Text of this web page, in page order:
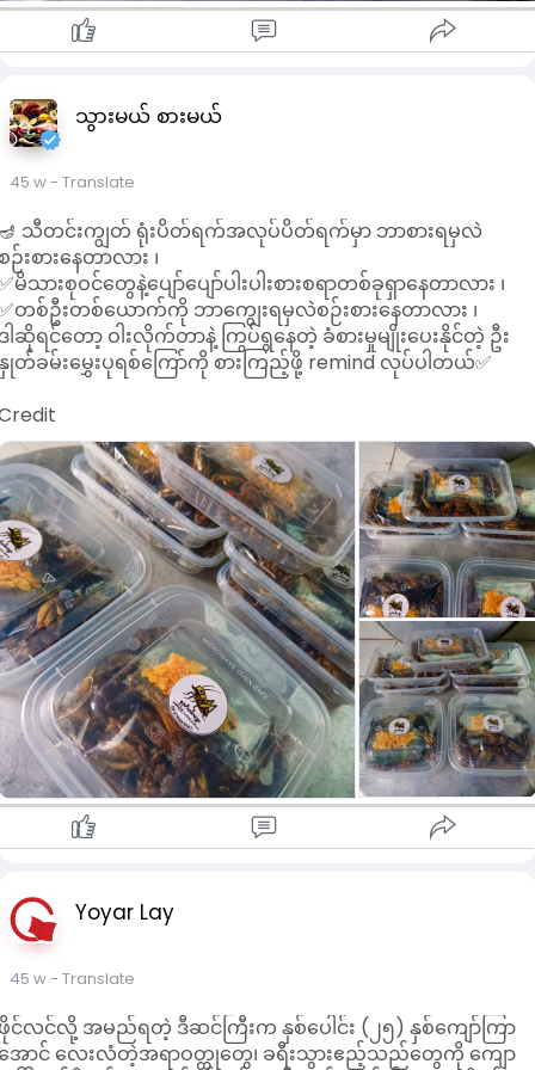
သွားမယ် စားမယ်
45 w- Translate
သီတင်းကျွတ် ရုံးပိတ်ရက်အလုပ်ပိတ်ရက်မှာ ဘာစားရမှလဲ
ဉ်းစားနေတာလား ၊
မိသားစုဝင်တွေနဲ့ပျော်ပျော်ပါးပါးစားစရာတစ်ခုရှာနေတာလား ၊
တစ်ဦးတစ်ယောက်ကို ဘာကျွေးရမှလဲစဉ်းစားနေတာလား ၊
ါဆိုရင်တော့ ဝါးလိုက်တာနဲ့ ကြွပ်ရွနေတဲ့ ခံစားမှုမျိုးပေးနိုင်တဲ့ ဦး
တ်ခမ်းမွှေးပုရစ်ကြော်ကို စားကြည့်ဖို့ remind လုပ်ပါတယ်✅
Yoyar Lay
45 w- Translate
င်လင်လို့ အမည်ရတဲ့ ဒီဆင်ကြီးက နှစ်ပေါင်း (၂၅) နှစ်ကျော်ကြာ
ောင် လေးလံတဲ့အရာဝတ္ထုတွေ၊ ခရီးသွားဧည့်သည်တွေကို ကျော